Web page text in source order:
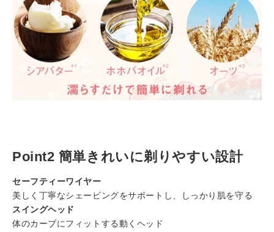
Point2 簡単きれいに剃りやすい設計
セーフティーワイヤー
美しく丁寧なシェービングをサポートし、しっかり肌を守る
スイングヘッド
体のカーブにフィットする動くヘッド